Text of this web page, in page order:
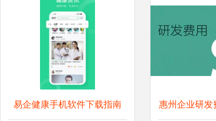
易企健康手机软件下载指南 惠州企业研发